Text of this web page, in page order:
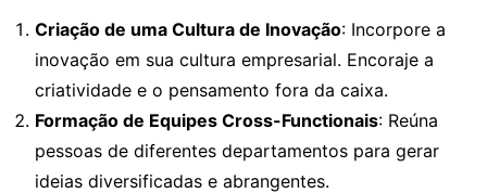
Criação de uma Cultura de Inovação: Incorpore a
inovação em sua cultura empresarial. Encoraje a
criatividade e o pensamento fora da caixa.
Formação de Equipes Cross-Functionais: Reúna
pessoas de diferentes departamentos para gerar
ideias diversificadas e abrangentes.